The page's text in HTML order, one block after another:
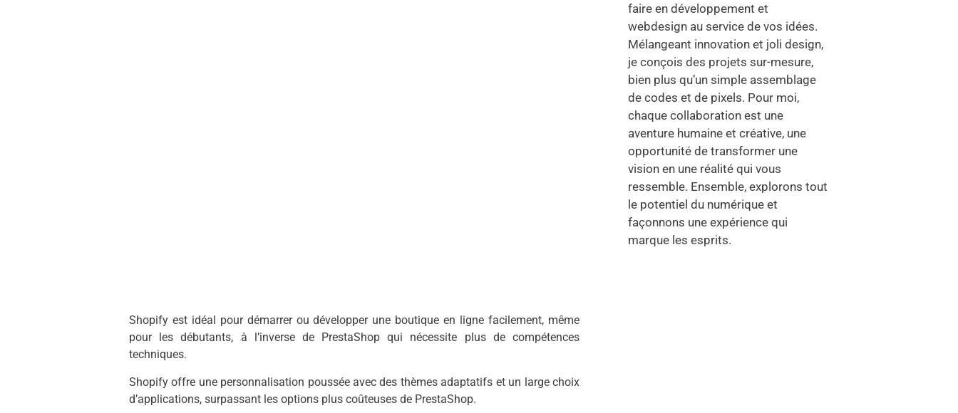
Shopify est idéal pour démarrer ou développer une boutique en ligne facilement, même
pour les débutants, à l’inverse de PrestaShop qui nécessite plus de compétences
techniques.
Shopify offre une personnalisation poussée avec des thèmes adaptatifs et un large choix
d’applications, surpassant les options plus coûteuses de PrestaShop.
faire en développement et
webdesign au service de vos idées.
Mélangeant innovation et joli design,
je conçois des projets sur-mesure,
bien plus qu’un simple assemblage
de codes et de pixels. Pour moi,
chaque collaboration est une
aventure humaine et créative, une
opportunité de transformer une
vision en une réalité qui vous
ressemble. Ensemble, explorons tout
le potentiel du numérique et
façonnons une expérience qui
marque les esprits.